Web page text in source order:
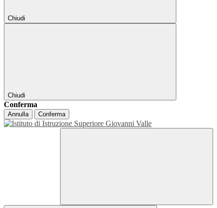
Chiudi
Chiudi
Conferma
Annulla Conferma